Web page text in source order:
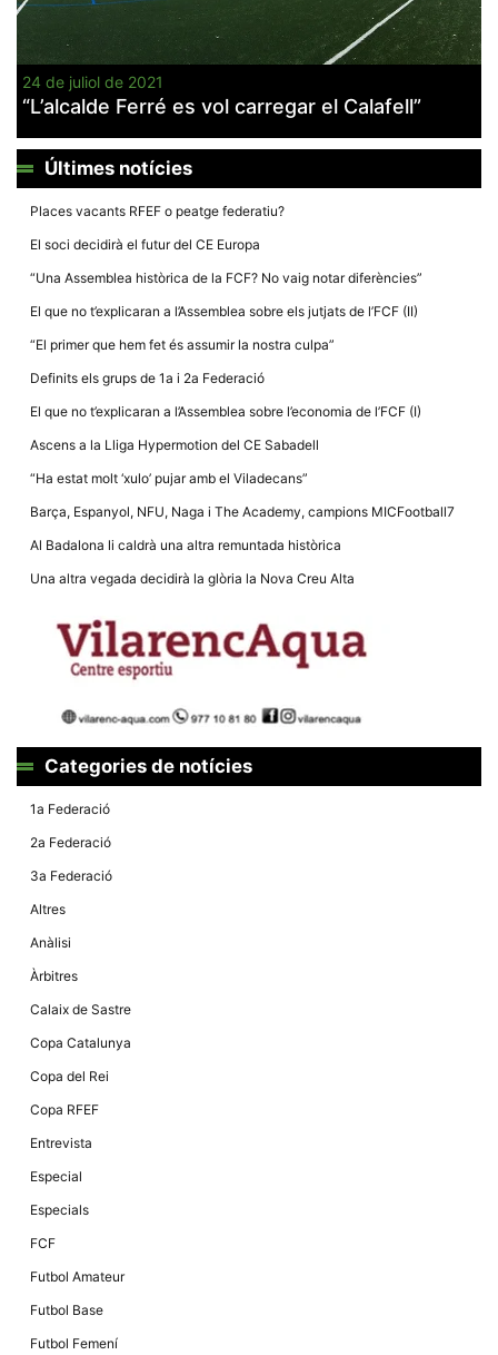
24 de juliol de 2021
“L’alcalde Ferré es vol carregar el Calafell”
Últimes notícies
Places vacants RFEF o peatge federatiu?
El soci decidirà el futur del CE Europa
“Una Assemblea històrica de la FCF? No vaig notar diferències”
El que no t’explicaran a l’Assemblea sobre els jutjats de l’FCF (II)
“El primer que hem fet és assumir la nostra culpa”
Definits els grups de 1a i 2a Federació
El que no t’explicaran a l’Assemblea sobre l’economia de l’FCF (I)
Ascens a la Lliga Hypermotion del CE Sabadell
“Ha estat molt ‘xulo’ pujar amb el Viladecans”
Barça, Espanyol, NFU, Naga i The Academy, campions MICFootball7
Al Badalona li caldrà una altra remuntada històrica
Una altra vegada decidirà la glòria la Nova Creu Alta
Categories de notícies
1a Federació
2a Federació
3a Federació
Altres
Anàlisi
Àrbitres
Calaix de Sastre
Copa Catalunya
Copa del Rei
Copa RFEF
Entrevista
Especial
Especials
FCF
Futbol Amateur
Futbol Base
Futbol Femení
Aquestes
tècnic de la
dades
de manera
del lloc web
la funcionalitat
i la seva
estructura.
d'usuari
Alguns
components
emmagatzemen
dades en el seu
dispositiu que